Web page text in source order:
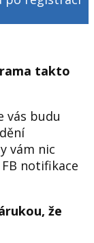
takto
vás budu
vám nic
notifikace
že